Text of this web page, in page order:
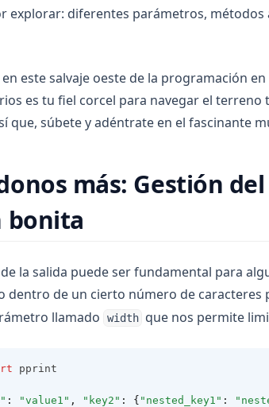
explorar: diferentes parámetros, métodos
este salvaje oeste de la programación
es tu fiel corcel para navegar el
que, súbete y adéntrate en el fascinante
más: Gestión
bonita
la salida puede ser fundamental para
dentro de un cierto número de caracteres
llamado width que nos permite
pprint
: "value1" , "key2" : { "nested_key1" :